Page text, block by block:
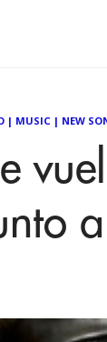
| MUSIC | NEW